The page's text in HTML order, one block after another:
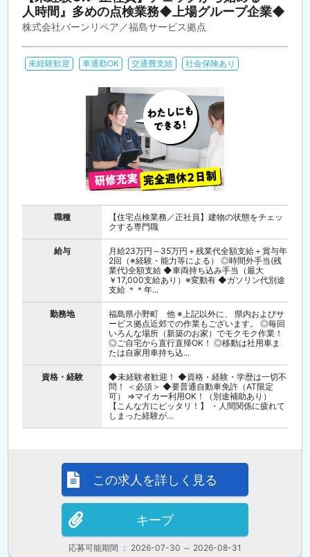
人時間』多めの点検業務◆上場グループ企業◆
株式会社バーンリペア／福島サービス拠点
未経験歓迎 車通勤OK 交通費支給 社会保険あり
職種
【住宅点検業務／正社員】建物の状態をチェッ
クする専門職
給与
月給23万円～35万円＋残業代全額支給＋賞与年
2回（※経験・能力等による） ◎時間外手当(残
業代)全額支給 ◆車両持ち込み手当（最大
￥17,000支給あり）※変動有 ◆ガソリン代別途
支給 ＊＊年...
勤務地
福島県小野町 他 ※上記以外に、 県内およびサ
ービス拠点近郊での作業もございます。 ◎毎回
いろんな場所（新築のお家）でモクモク作業！
◎ご自宅から直行直帰OK！ ◎移動は社用車ま
たは自家用車持ち込...
資格・経験
◆未経験者歓迎！ ◆資格・経験・学歴は一切不
問！ ＜必須＞ ◆要普通自動車免許（AT限定
可） ⇒マイカー利用OK！（別途補助あり）
【こんな方にピッタリ！】 ・人間関係に疲れて
しまった経験が...
応募可能期間 ： 2026-07-30 ～ 2026-08-31
この求人を詳しく見る
キープ